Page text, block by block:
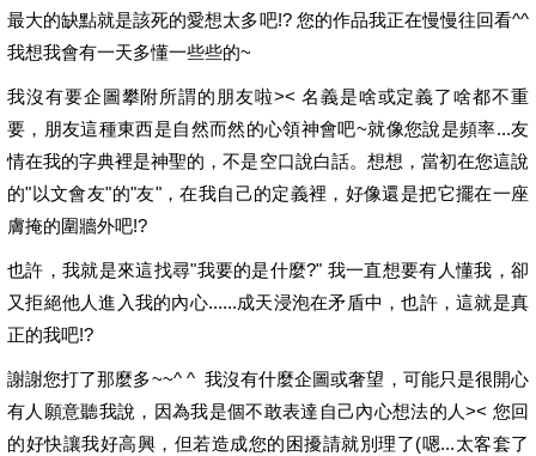
最大的缺點就是該死的愛想太多吧!? 您的作品我正在慢慢往回看^^
我想我會有一天多懂一些些的~
我沒有要企圖攀附所謂的朋友啦>< 名義是啥或定義了啥都不重
要，朋友這種東西是自然而然的心領神會吧~就像您說是頻率...友
情在我的字典裡是神聖的，不是空口說白話。想想，當初在您這說
的"以文會友"的"友"，在我自己的定義裡，好像還是把它擺在一座
膚掩的圍牆外吧!?
也許，我就是來這找尋"我要的是什麼?" 我一直想要有人懂我，卻
又拒絕他人進入我的內心......成天浸泡在矛盾中，也許，這就是真
正的我吧!?
謝謝您打了那麼多~~^ ^ 我沒有什麼企圖或奢望，可能只是很開心
有人願意聽我說，因為我是個不敢表達自己內心想法的人>< 您回
的好快讓我好高興，但若造成您的困擾請就別理了(嗯...太客套了